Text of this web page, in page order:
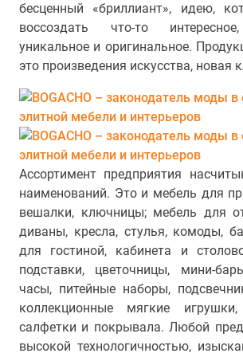
бесценный «бриллиант», идею,
воссоздать что-то
уникальное и оригинальное.
это произведения искусства, новая
Ассортимент предприятия
наименований. Это и мебель для
вешалки, ключницы; мебель для
диваны, кресла, стулья, комоды,
для гостиной, кабинета и
подставки, цветочницы, мини-
часы, питейные наборы,
коллекционные мягкие
салфетки и покрывала. Любой
высокой технологичностью,